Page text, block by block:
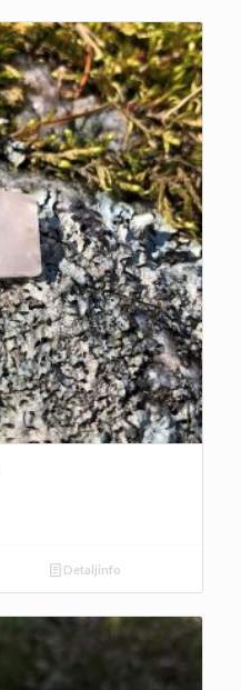
Detaljinfo